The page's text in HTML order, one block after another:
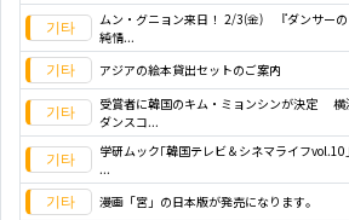
ムン・グニョン来日！ 2/3(金) 『ダンサーの
純情...
アジアの絵本貸出セットのご案内
受賞者に韓国のキム・ミョンシンが決定 横
ダンスコ...
学研ムック｢韓国テレビ＆シネマライフvol.10｣
...
漫画「宮」の日本版が発売になります。